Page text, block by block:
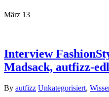
März 13
Interview
Madsack, autfizz-
By autfizz Unkategorisiert,